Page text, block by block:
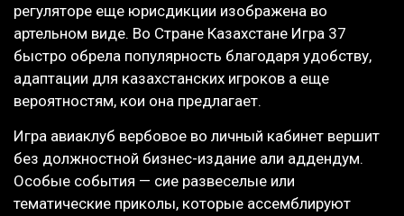
регуляторе еще юрисдикции изображена во
артельном виде. Во Стране Казахстане Игра 37
быстро обрела популярность благодаря удобству,
адаптации для казахстанских игроков а еще
вероятностям, кои она предлагает.
Игра авиаклуб вербовое во личный кабинет вершит
без должностной бизнес-издание али аддендум.
Особые события — сие развеселые или
тематические приколы, которые ассемблируют